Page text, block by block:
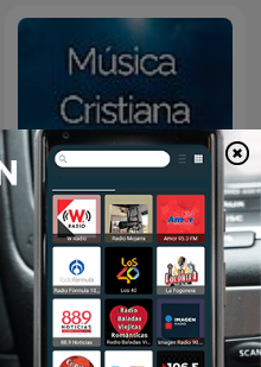
Música Cristiana